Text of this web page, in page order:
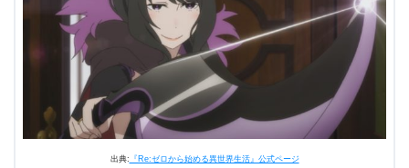
出典: 『Re:ゼロから始める異世界生活』公式ページ